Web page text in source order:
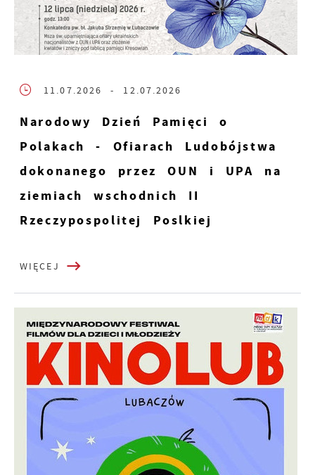
11.07.2026 - 12.07.2026
Narodowy Dzień Pamięci o
Polakach - Ofiarach Ludobójstwa
dokonanego przez OUN i UPA na
ziemiach wschodnich II
Rzeczypospolitej Poslkiej
WIĘCEJ